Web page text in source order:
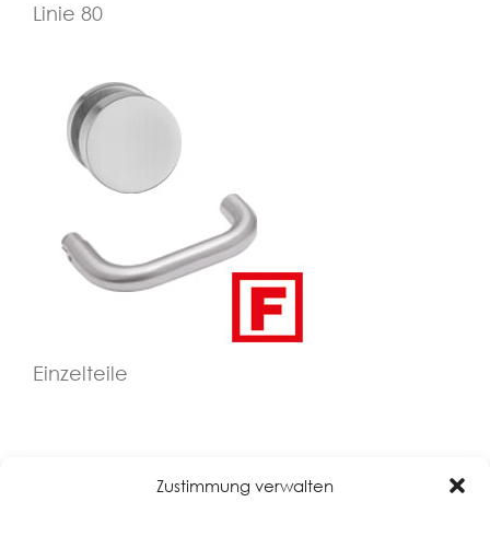
Zustimmung verwalten
Linie 80
Einzelteile